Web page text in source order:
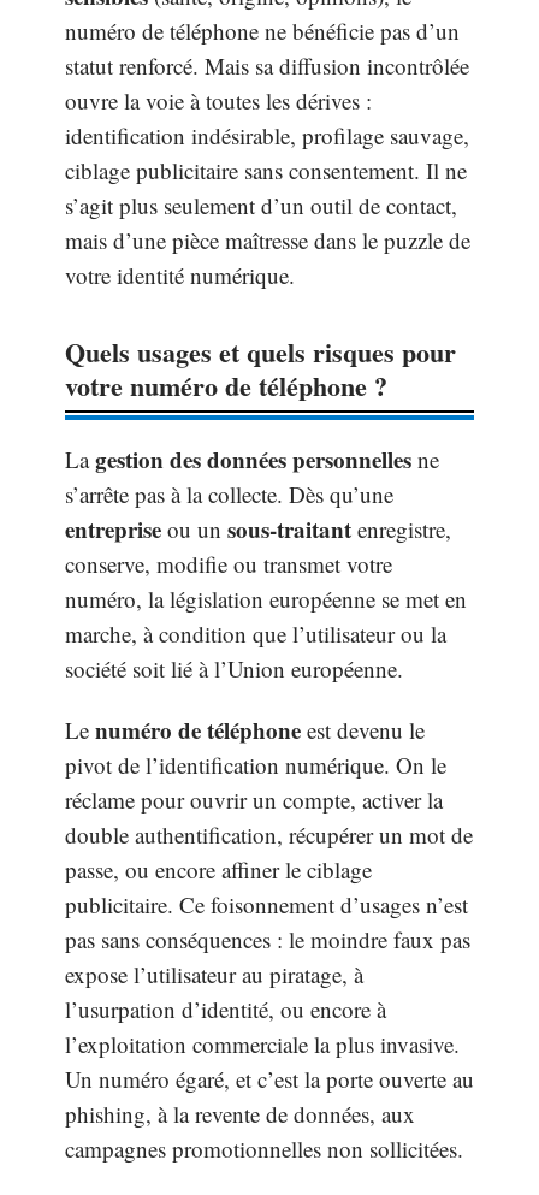
numéro de téléphone ne bénéficie pas d’un
statut renforcé. Mais sa diffusion incontrôlée
ouvre la voie à toutes les dérives :
identification indésirable, profilage sauvage,
ciblage publicitaire sans consentement. Il ne
s’agit plus seulement d’un outil de contact,
mais d’une pièce maîtresse dans le puzzle de
votre identité numérique.
Quels usages et quels risques pour
votre numéro de téléphone ?
Lagestion des données personnelles ne
s’arrête pas à la collecte. Dès qu’une
entreprise ou un sous-traitant enregistre,
conserve, modifie ou transmet votre
numéro, la législation européenne se met en
marche, à condition que l’utilisateur ou la
société soit lié à l’Union européenne.
Le numéro de téléphone est devenu le
pivot de l’identification numérique. On le
réclame pour ouvrir un compte, activer la
double authentification, récupérer un mot de
passe, ou encore affiner le ciblage
publicitaire. Ce foisonnement d’usages n’est
pas sans conséquences : le moindre faux pas
expose l’utilisateur au piratage, à
l’usurpation d’identité, ou encore à
l’exploitation commerciale la plus invasive.
Un numéro égaré, et c’est la porte ouverte au
phishing, à la revente de données, aux
campagnes promotionnelles non sollicitées.